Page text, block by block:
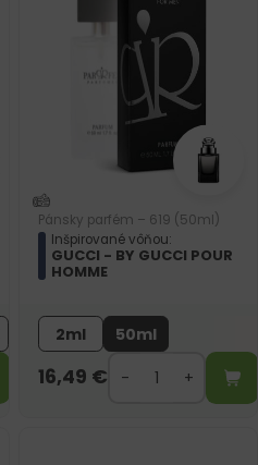
Pánsky parfém – 619 (50ml)
Inšpirované vôňou:
GUCCI - BY GUCCI POUR
HOMME
2ml 50ml
16,49 €